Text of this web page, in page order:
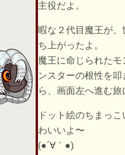
主役だよ。
暇な２代目魔王が
ち上がったよ。
魔王に命じられた
ンスターの根性を
ら、画面左へ進む旅
ドット絵のちまっ
わいいよ〜
(●´∀｀●)